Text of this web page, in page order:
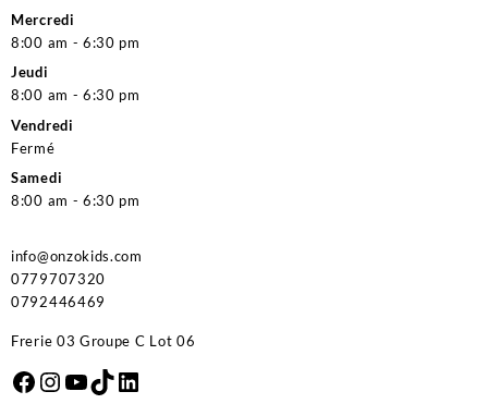
Mercredi
8:00 am - 6:30 pm
Jeudi
8:00 am - 6:30 pm
Vendredi
Fermé
Samedi
8:00 am - 6:30 pm
info@onzokids.com
0779707320
0792446469
Frerie 03 Groupe C Lot 06
Facebook
Instagram
YouTube
TikTok
LinkedIn